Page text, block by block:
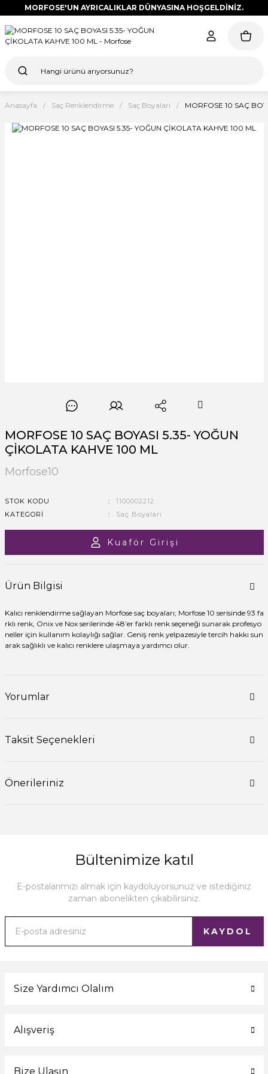
MORFOSE'UN AYRICALIKLAR DÜNYASINA HOŞGELDİNİZ.
Anasayfa Saç Renklendirme Saç Boyaları MORFOSE 10 SAÇ
MORFOSE 10 SAÇ BOYASI 5.35- YOĞUN
ÇİKOLATA KAHVE 100 ML
Morfose10
STOK KODU
1100002212
KATEGORI
Saç Boyaları
Kuaför Girişi
Ürün Bilgisi
Kalıcı renklendirme sağlayan Morfose saç boyaları; Morfose 10 serisinde 93 fa
rklı renk, Onix ve Nox serilerinde 48’er farklı renk seçeneği sunarak profesyo
neller için kullanım kolaylığı sağlar. Geniş renk yelpazesiyle tercih hakkı sun
arak sağlıklı ve kalıcı renklere ulaşmaya yardımcı olur.
Yorumlar
Taksit Seçenekleri
Önerileriniz
Bültenimize katıl
E-postalarımızı almak için kaydoluyorsunuz ve istediğiniz
zaman abonelikten çıkabilirsiniz.
KAYDOL
Size Yardımcı Olalım
Alışveriş
Bize Ulaşın